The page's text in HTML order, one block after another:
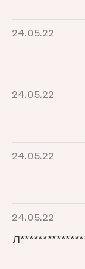
24.05.22
24.05.22
24.05.22
24.05.22